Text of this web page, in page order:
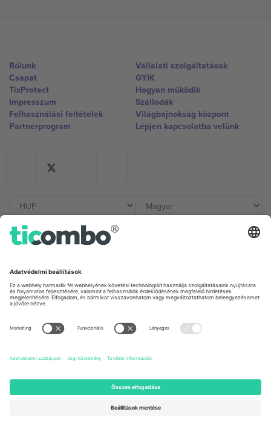
Rólunk
Csapat
TixProtect
Impresszum
Felhasználási feltételek
Partnerprogram
Vállalati szolgáltatások
GYIK
Hogyan működik
Szállodák
Világbajnokság központ
Lépjen kapcsolatba velünk
Irodák és támogatás
Germany
Unter den Linden 24, 10117
Berlin, Germany
167 City Road, London, Greater
131 Continental Dr, Suite 305,
Dorfstrasse 52a, 6390
United Arab Emirates